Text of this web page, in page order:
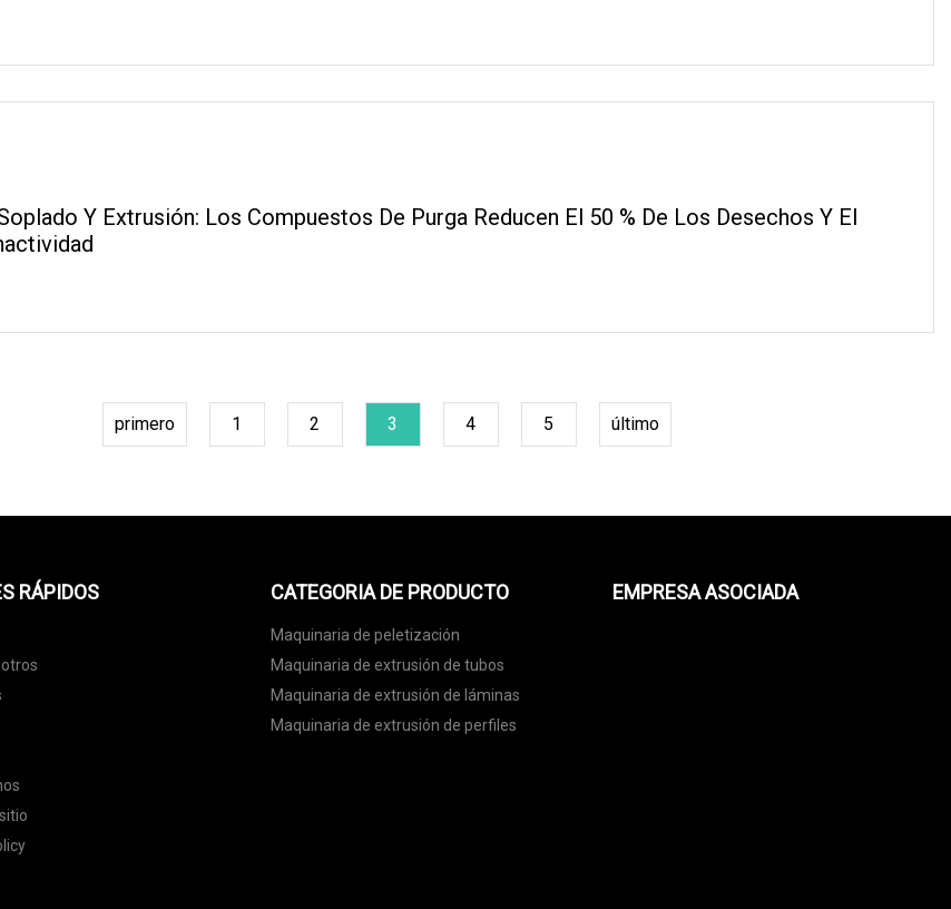
Y Extrusión: Los Compuestos De Purga Reducen El 50 % De Los Desechos Y El
primero 1 2 3 4 5 último
RÁPIDOS CATEGORIA DE PRODUCTO
Maquinaria de peletización
Maquinaria de extrusión de tubos
Maquinaria de extrusión de láminas
Maquinaria de extrusión de perfiles
EMPRESA ASOCIADA